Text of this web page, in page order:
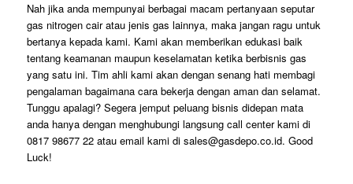
Nah jika anda mempunyai berbagai macam pertanyaan seputar
gas nitrogen cair atau jenis gas lainnya, maka jangan ragu untuk
bertanya kepada kami. Kami akan memberikan edukasi baik
tentang keamanan maupun keselamatan ketika berbisnis gas
yang satu ini. Tim ahli kami akan dengan senang hati membagi
pengalaman bagaimana cara bekerja dengan aman dan selamat.
Tunggu apalagi? Segera jemput peluang bisnis didepan mata
anda hanya dengan menghubungi langsung call center kami di
0817 98677 22 atau email kami di sales@gasdepo.co.id. Good
Luck!